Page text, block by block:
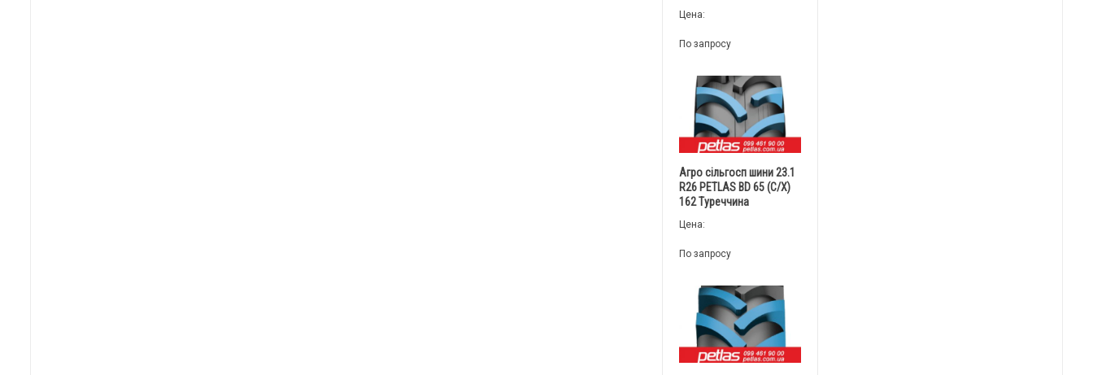
Цена:
По запросу
Агро сільгосп шини 23.1
R26 PETLAS BD 65 (С/Х)
162 Туреччина
Цена:
По запросу